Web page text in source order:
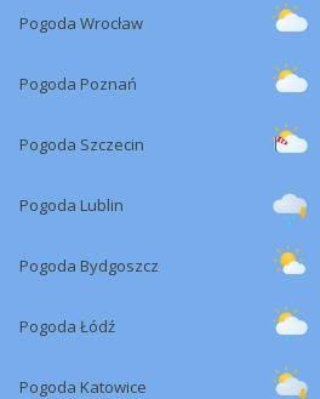
Pogoda Wrocław
Pogoda Poznań
Pogoda Szczecin
Pogoda Lublin
Pogoda Bydgoszcz
Pogoda Łódź
Pogoda Katowice